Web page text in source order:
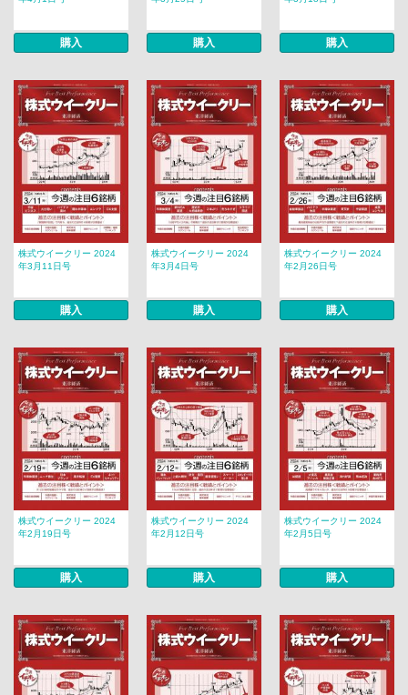
購入 購入 購入
株式ウイークリー 2024
年3月11日号
購入
株式ウイークリー 2024
年3月4日号
購入
株式ウイークリー 2024
年2月26日号
購入
株式ウイークリー 2024
年2月19日号
購入
株式ウイークリー 2024
年2月12日号
購入
株式ウイークリー 2024
年2月5日号
購入